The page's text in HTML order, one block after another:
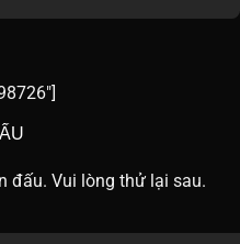
đấu. Vui lòng thử lại sau.